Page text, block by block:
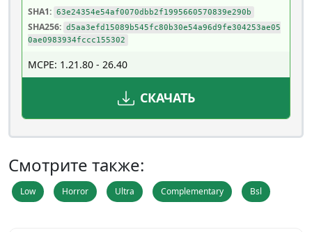
SHA1: 63e24354e54af0070dbb2f1995660570839e290b
SHA256: d5aa3efd15089b545fc80b30e54a96d9fe304253ae05
0ae0983934fccc155302
MCPE: 1.21.80 - 26.40
СКАЧАТЬ
Смотрите также:
Low Horror Ultra Complementary Bsl